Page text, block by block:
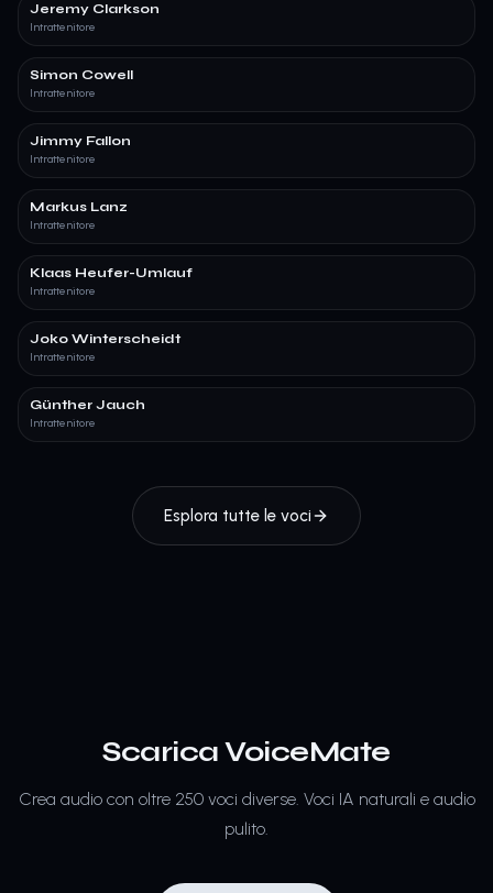
Jeremy Clarkson
Intrattenitore
Simon Cowell
Intrattenitore
Jimmy Fallon
Intrattenitore
Markus Lanz
Intrattenitore
Klaas Heufer-Umlauf
Intrattenitore
Joko Winterscheidt
Intrattenitore
Günther Jauch
Intrattenitore
Esplora tutte le voci
Scarica VoiceMate
Crea audio con oltre 250 voci diverse. Voci IA naturali e audio
pulito.